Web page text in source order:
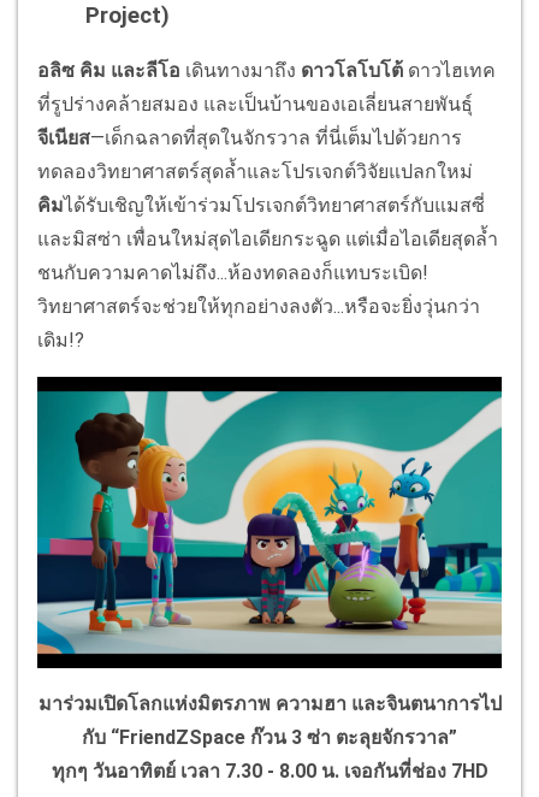
Project)
อลิซ คิม และลีโอ เดินทางมาถึง ดาวโลโบโต้ ดาวไฮเทค
ที่รูปร่างคล้ายสมอง และเป็นบ้านของเอเลี่ยนสายพันธุ์
จีเนียส—เด็กฉลาดที่สุดในจักรวาล ที่นี่เต็มไปด้วยการ
ทดลองวิทยาศาสตร์สุดล้ำและโปรเจกต์วิจัยแปลกใหม่
คิมได้รับเชิญให้เข้าร่วมโปรเจกต์วิทยาศาสตร์กับแมสซี่
และมิสซ่า เพื่อนใหม่สุดไอเดียกระฉูด แต่เมื่อไอเดียสุดล้ำ
ชนกับความคาดไม่ถึง...ห้องทดลองก็แทบระเบิด!
วิทยาศาสตร์จะช่วยให้ทุกอย่างลงตัว...หรือจะยิ่งวุ่นกว่า
เดิม!?
มาร่วมเปิดโลกแห่งมิตรภาพ ความฮา และจินตนาการไป
กับ “FriendZSpace ก๊วน3 ซ่า ตะลุยจักรวาล”
ทุกๆ วันอาทิตย์ เวลา 7.30 - 8.00 น. เจอกันที่ช่อง7HD